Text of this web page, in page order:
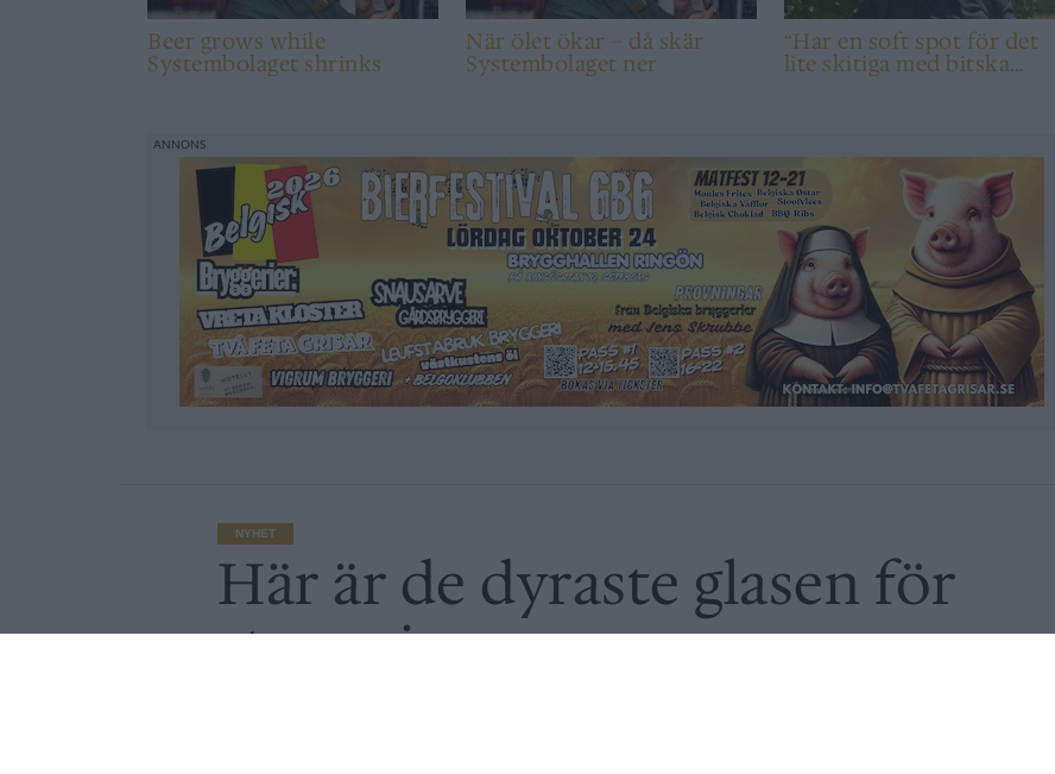
Beer grows while
Systembolaget shrinks
När ölet ökar – då skär
Systembolaget ner
“Har en soft spot för det
lite skitiga med bitska
NYHET
Här är de dyraste glasen för
stammisar